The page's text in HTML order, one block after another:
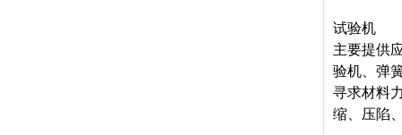
试验机
主要提供
验机、弹
寻求材料
缩、压陷